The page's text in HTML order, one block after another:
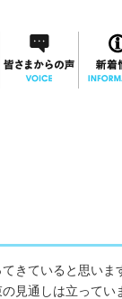
きていると思いま
見通しは立ってい